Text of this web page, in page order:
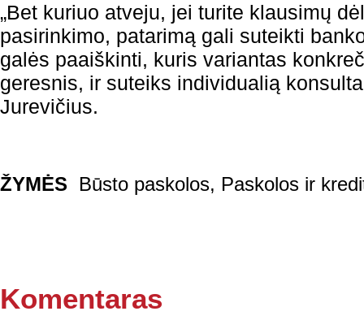
„Bet kuriuo atveju, jei turite klausimų
pasirinkimo, patarimą gali suteikti
galės paaiškinti, kuris variantas
geresnis, ir suteiks individualią
Jurevičius.
ŽYMĖS Būsto paskolos, Paskolos ir
Komentaras